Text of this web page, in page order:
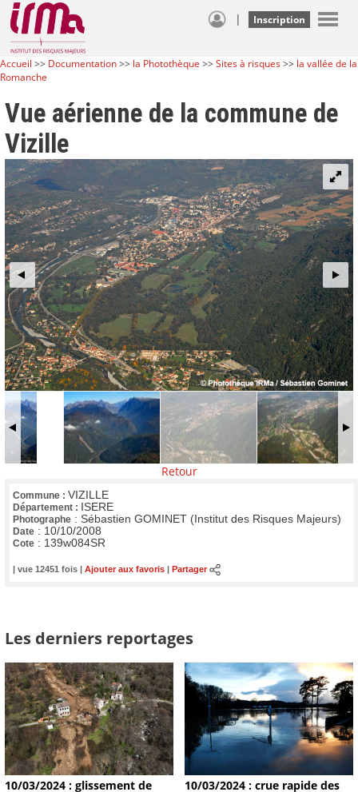
| Inscription
Accueil >> Documentation>> la Photothèque >>Sites à risques>> la vallée de la
Romanche
Vue aérienne de la commune de
Vizille
Retour
Commune : VIZILLE
Département : ISERE
Photographe : Sébastien GOMINET (Institut des Risques Majeurs)
Date : 10/10/2008
Cote : 139w084SR
| vue 12451 fois | Ajouter aux favoris Partager
Les derniers reportages
10/03/2024 : glissement de
10/03/2024 : crue rapide des